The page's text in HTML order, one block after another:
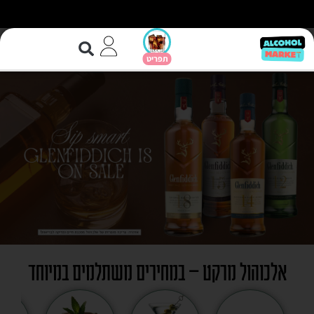
אלכוהול מרקט – במחירים משתלמים במיוחד